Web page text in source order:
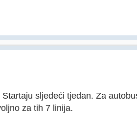
sljedeći tjedan. Za
za tih 7 linija.